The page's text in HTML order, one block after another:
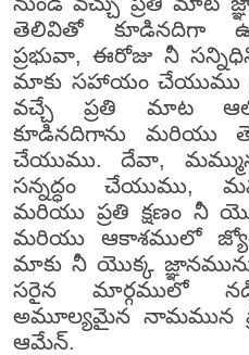
తెలివితో కూడినదిగా
ప్రభువా, ఈరోజు నీ
మాకు సహాయం చేయుము
వచ్చే ప్రతి మాట
కూడినదిగాను మరియు
చేయుము. దేవా,
సన్నద్ధం చేయుము,
మరియు ప్రతి క్షణం నీ
మరియు ఆకాశములో
మాకు నీ యొక్క జ్ఞానమును
సరైన మార్గములో
అమూల్యమైన నామమున
ఆమేన్.